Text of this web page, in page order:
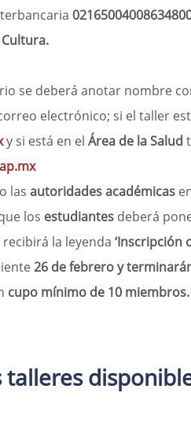
se deberá anotar nombre
electrónico; si el taller
y si está en el Área de la Salud
las autoridades académicas
los estudiantes deberá
la leyenda ‘Inscripción
26 de febrero y
cupo mínimo de 10 miembros.
talleres